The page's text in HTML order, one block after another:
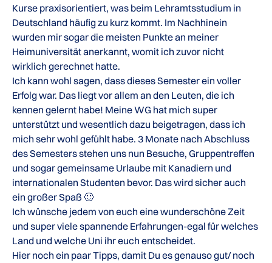
Kurse praxisorientiert, was beim Lehramtsstudium in
Deutschland häufig zu kurz kommt. Im Nachhinein
wurden mir sogar die meisten Punkte an meiner
Heimuniversität anerkannt, womit ich zuvor nicht
wirklich gerechnet hatte.
Ich kann wohl sagen, dass dieses Semester ein voller
Erfolg war. Das liegt vor allem an den Leuten, die ich
kennen gelernt habe! Meine WG hat mich super
unterstützt und wesentlich dazu beigetragen, dass ich
mich sehr wohl gefühlt habe. 3 Monate nach Abschluss
des Semesters stehen uns nun Besuche, Gruppentreffen
und sogar gemeinsame Urlaube mit Kanadiern und
internationalen Studenten bevor. Das wird sicher auch
ein großer Spaß 🙂
Ich wünsche jedem von euch eine wunderschöne Zeit
und super viele spannende Erfahrungen-egal für welches
Land und welche Uni ihr euch entscheidet.
Hier noch ein paar Tipps, damit Du es genauso gut/ noch